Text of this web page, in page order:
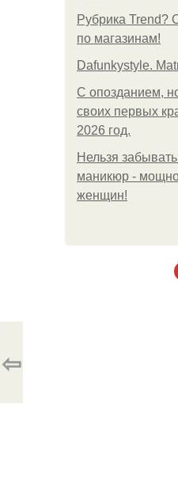
Рубрика Trend?
по магазинам!
Dafunkystyle.
С опозданием,
своих первых
2026 год.
Нельзя
маникюр -
женщин!
⇦